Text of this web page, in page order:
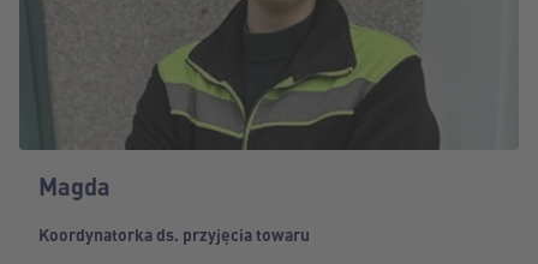
Magda
Koordynatorka ds. przyjęcia towaru